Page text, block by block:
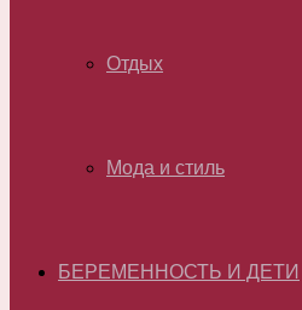
Отдых
Мода и стиль
БЕРЕМЕННОСТЬ И ДЕТИ